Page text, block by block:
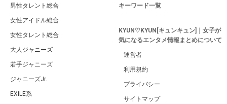
男性タレント総合
女性アイドル総合
女性タレント総合
大人ジャニーズ
若手ジャニーズ
ジャニーズJr.
EXILE系
キーワード一覧
KYUN♡KYUN[キュンキュン]｜女子が
気になるエンタメ情報まとめについて
運営者
利用規約
プライバシー
サイトマップ